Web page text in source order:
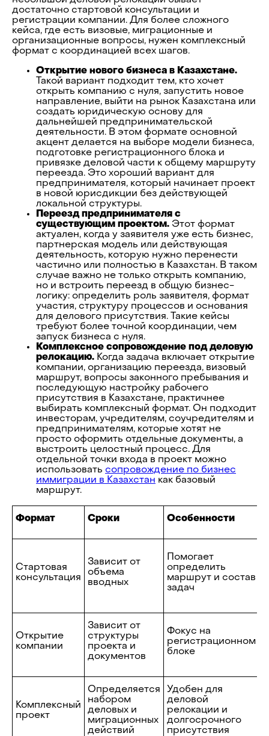
достаточно стартовой консультации и
регистрации компании. Для более сложного
кейса, где есть визовые, миграционные и
организационные вопросы, нужен комплексный
формат с координацией всех шагов.
Открытие нового бизнеса в Казахстане.
Такой вариант подходит тем, кто хочет
открыть компанию с нуля, запустить новое
направление, выйти на рынок Казахстана или
создать юридическую основу для
дальнейшей предпринимательской
деятельности. В этом формате основной
акцент делается на выборе модели бизнеса,
подготовке регистрационного блока и
привязке деловой части к общему маршруту
переезда. Это хороший вариант для
предпринимателя, который начинает проект
в новой юрисдикции без действующей
локальной структуры.
Переезд предпринимателя с
существующим проектом. Этот формат
актуален, когда у заявителя уже есть бизнес,
партнерская модель или действующая
деятельность, которую нужно перенести
частично или полностью в Казахстан. В таком
случае важно не только открыть компанию,
но и встроить переезд в общую бизнес-
логику: определить роль заявителя, формат
участия, структуру процессов и основания
для делового присутствия. Такие кейсы
требуют более точной координации, чем
запуск бизнеса с нуля.
Комплексное сопровождение под деловую
релокацию. Когда задача включает открытие
компании, организацию переезда, визовый
маршрут, вопросы законного пребывания и
последующую настройку рабочего
присутствия в Казахстане, практичнее
выбирать комплексный формат. Он подходит
инвесторам, учредителям, соучредителям и
предпринимателям, которые хотят не
просто оформить отдельные документы, а
выстроить целостный процесс. Для
отдельной точки входа в проект можно
использовать сопровождение по бизнес
иммиграции в Казахстан как базовый
маршрут.
Формат Сроки Особенности
Стартовая
консультация
Зависит от
объема
вводных
Помогает
определить
маршрут и состав
задач
Открытие
компании
Зависит от
структуры
проекта и
документов
Фокус на
регистрационном
блоке
Комплексный
проект
Определяется
набором
деловых и
миграционных
действий
Удобен для
деловой
релокации и
долгосрочного
присутствия